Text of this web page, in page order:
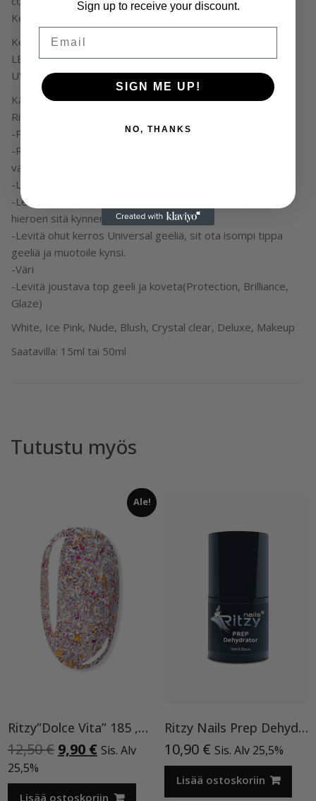
Keskinen viskositeetti
Kovettumisaika:
LED 60 sek
UV 2 min
Käyttöohjet:
Ritzy Universal rakennegeeli:
-Puhdista- Ritzy Prep&Solution
-Ritzy Prep Dehydrator (kuivattaa kyynen pinnan
väliaikasesti)
-Levitä Ritzy Primer
-Levitä Ritzy Rubber pohjageeli luonnonkynnelle, samalla
hieroen sitä kynnen pintaan. Koveta geeli.
-Levitä ohut kerros Universal geeliä, sit ota isompi tippa
geeliä ja muotoile kynsi.
-Väri
-Levitä joustava top geeli ja koveta(Protection, Brilliance,
Glaze)
White, Ice Pink, Nude, Blush, Crystal clear, Deluxe, Makeup
Saatavilla: 15ml tai 50ml
Tutustu myös
Ale!
Ritzy”Dolce Vita” 185 ,9ml TPO vapaa
12,50€ Alkuperäinen
oli:
9,90 €Nykyinen
on:
Sis. Alv
25,5%
Lisää ostoskoriin
Ritzy Nails Prep Dehydrator
10,90 € Sis. Alv 25,5%
Lisää ostoskoriin
Sign up to receive your discount.
SIGN ME UP!
NO, THANKS